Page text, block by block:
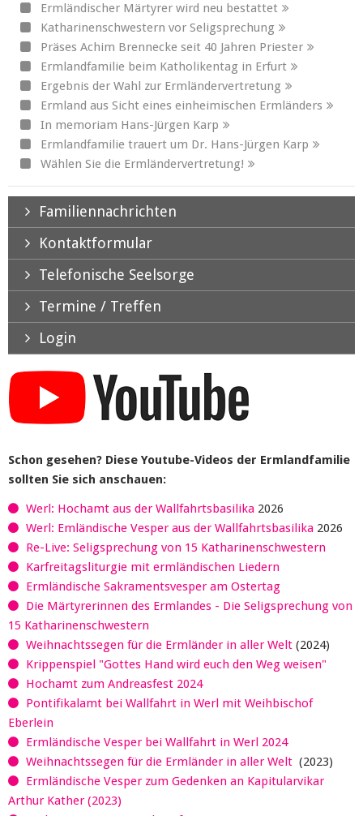
Ermländischer Märtyrer wird neu bestattet
Katharinenschwestern vor Seligsprechung
Präses Achim Brennecke seit 40 Jahren Priester
Ermlandfamilie beim Katholikentag in Erfurt
Ergebnis der Wahl zur Ermländervertretung
Ermland aus Sicht eines einheimischen Ermländers
In memoriam Hans-Jürgen Karp
Ermlandfamilie trauert um Dr. Hans-Jürgen Karp
Wählen Sie die Ermländervertretung!
Familiennachrichten
Kontaktformular
Telefonische Seelsorge
Termine / Treffen
Login
Schon gesehen? Diese Youtube-Videos der Ermlandfamilie
sollten Sie sich anschauen:
Werl: Hochamt aus der Wallfahrtsbasilika 2026
Werl: Emländische Vesper aus der Wallfahrtsbasilika 2026
Re-Live: Seligsprechung von 15 Katharinenschwestern
Karfreitagsliturgie mit ermländischen Liedern
Ermländische Sakramentsvesper am Ostertag
Die Märtyrerinnen des Ermlandes - Die Seligsprechung von
15 Katharinenschwestern
Weihnachtssegen für die Ermländer in aller Welt (2024)
Krippenspiel "Gottes Hand wird euch den Weg weisen"
Hochamt zum Andreasfest 2024
Pontifikalamt bei Wallfahrt in Werl mit Weihbischof
Eberlein
Ermländische Vesper bei Wallfahrt in Werl 2024
Weihnachtssegen für die Ermländer in aller Welt (2023)
Ermländische Vesper zum Gedenken an Kapitularvikar
Arthur Kather (2023)